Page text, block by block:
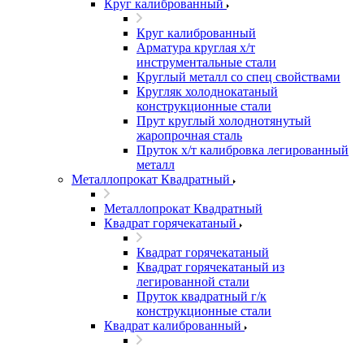
Круг калиброванный
Круг калиброванный
Арматура круглая х/т
инструментальные стали
Круглый металл со спец свойствами
Кругляк холоднокатаный
конструкционные стали
Прут круглый холоднотянутый
жаропрочная сталь
Пруток х/т калибровка легированный
металл
Металлопрокат Квадратный
Металлопрокат Квадратный
Квадрат горячекатаный
Квадрат горячекатаный
Квадрат горячекатаный из
легированной стали
Пруток квадратный г/к
конструкционные стали
Квадрат калиброванный